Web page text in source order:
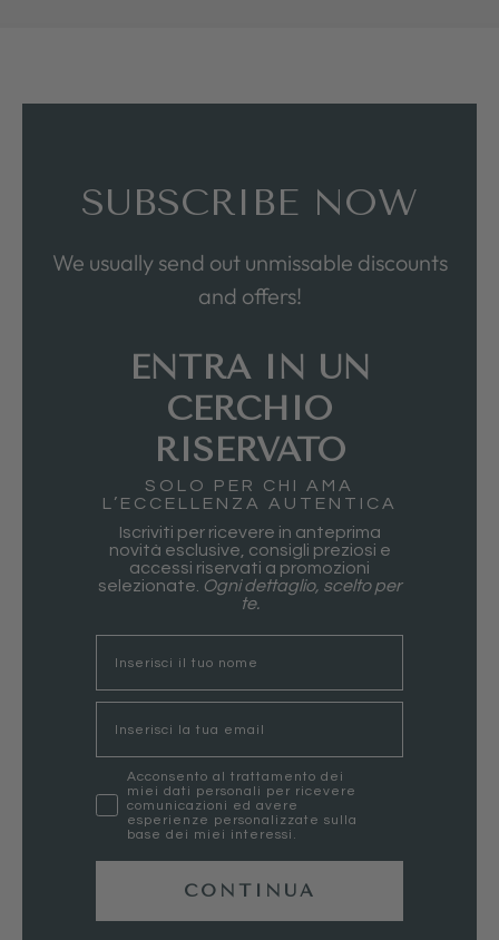
SUBSCRIBE NOW
We usually send out unmissable discounts
and offers!
ENTRA IN UN
CERCHIO
RISERVATO
SOLO PER CHI AMA
L’ECCELLENZA AUTENTICA
Iscriviti per ricevere in anteprima
novità esclusive, consigli preziosi e
accessi riservati a promozioni
selezionate. Ogni dettaglio, scelto per
te.
marketing
Acconsento al trattamento dei
miei dati personali per ricevere
comunicazioni ed avere
esperienze personalizzate sulla
base dei miei interessi.
CONTINUA